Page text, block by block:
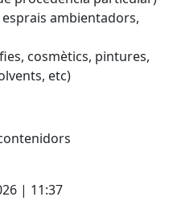
ambientadors,
cosmètics, pintures,
etc)
| 11:37